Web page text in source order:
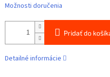
Možnosti doručenia
Pridať do
Detailné informácie